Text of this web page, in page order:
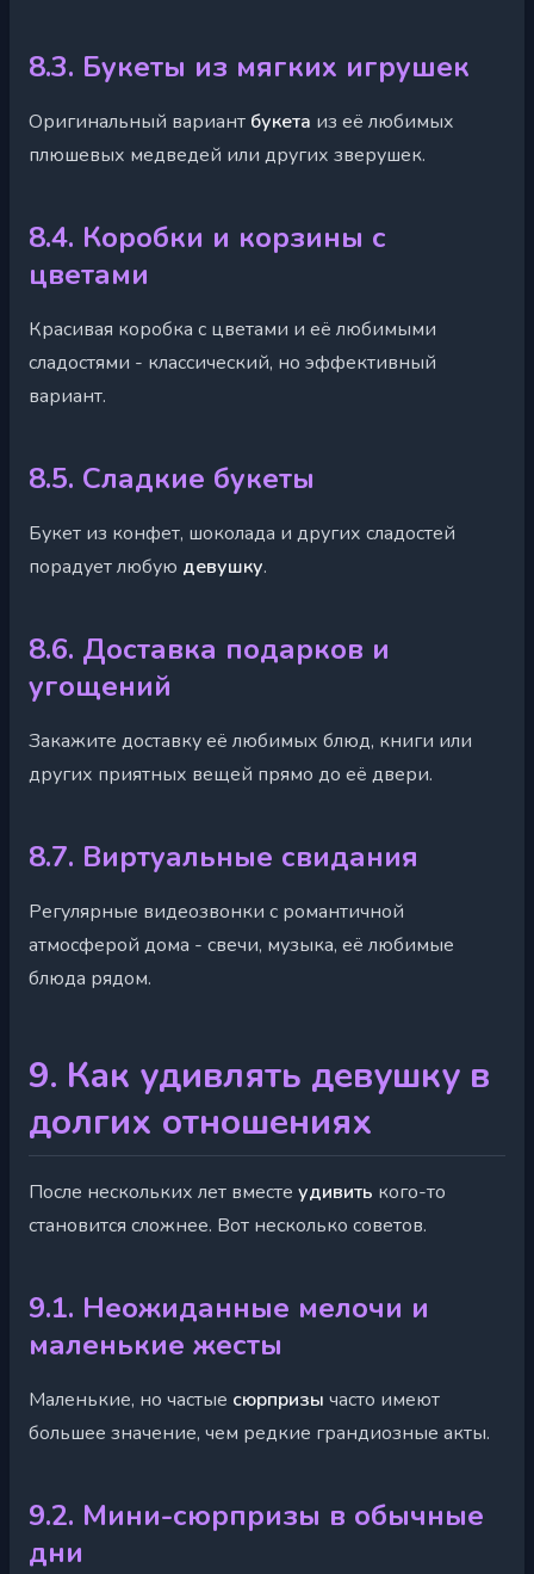
8.3. Букеты из мягких игрушек
Оригинальный вариант букета из её любимых
плюшевых медведей или других зверушек.
8.4. Коробки и корзины с
цветами
Красивая коробка с цветами и её любимыми
сладостями - классический, но эффективный
вариант.
8.5. Сладкие букеты
Букет из конфет, шоколада и других сладостей
порадует любую девушку.
8.6. Доставка подарков и
угощений
Закажите доставку её любимых блюд, книги или
других приятных вещей прямо до её двери.
8.7. Виртуальные свидания
Регулярные видеозвонки с романтичной
атмосферой дома - свечи, музыка, её любимые
блюда рядом.
9. Как удивлять девушку в
долгих отношениях
После нескольких лет вместе удивить кого-то
становится сложнее. Вот несколько советов.
9.1. Неожиданные мелочи и
маленькие жесты
Маленькие, но частые сюрпризы часто имеют
большее значение, чем редкие грандиозные акты.
9.2. Мини-сюрпризы в обычные
дни